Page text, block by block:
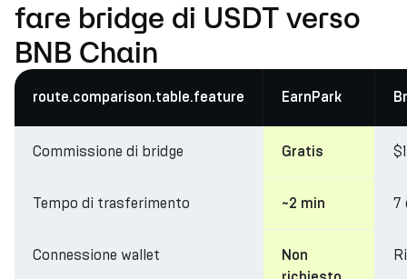
fare bridge di USDT verso
BNB Chain
route.comparison.table.feature EarnPark
Commissione di bridge Gratis
Tempo di trasferimento ~2 min 7
Connessione wallet
Non